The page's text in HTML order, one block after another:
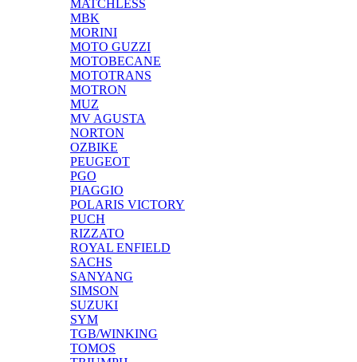
MATCHLESS
MBK
MORINI
MOTO GUZZI
MOTOBECANE
MOTOTRANS
MOTRON
MUZ
MV AGUSTA
NORTON
OZBIKE
PEUGEOT
PGO
PIAGGIO
POLARIS VICTORY
PUCH
RIZZATO
ROYAL ENFIELD
SACHS
SANYANG
SIMSON
SUZUKI
SYM
TGB/WINKING
TOMOS